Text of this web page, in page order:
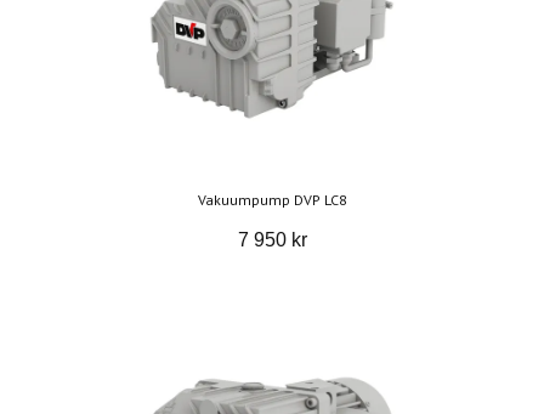
Vakuumpump DVP LC8
7 950 kr